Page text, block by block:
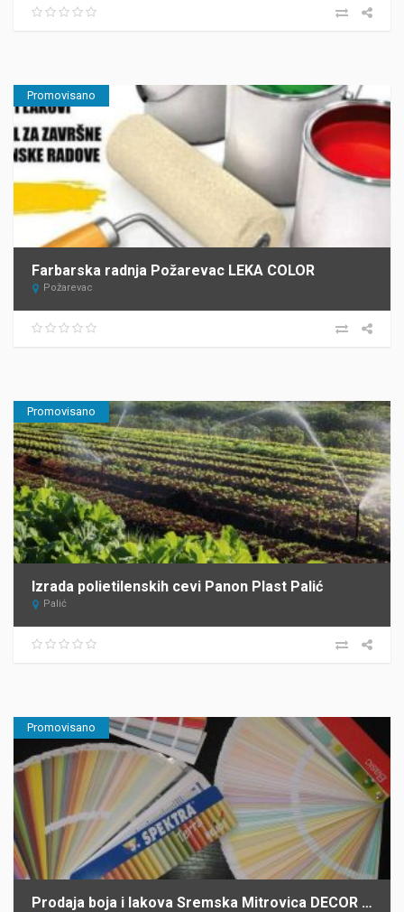
Promovisano
Farbarska radnja Požarevac LEKA COLOR
Požarevac
Promovisano
Izrada polietilenskih cevi Panon Plast Palić
Palić
Promovisano
Prodaja boja i lakova Sremska Mitrovica DECOR STORE